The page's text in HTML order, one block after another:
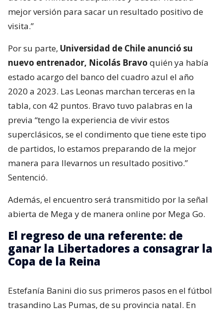
mejor versión para sacar un resultado positivo de
visita.”
Por su parte, Universidad de Chile anunció su
nuevo entrenador, Nicolás Bravo quién ya había
estado acargo del banco del cuadro azul el año
2020 a 2023. Las Leonas marchan terceras en la
tabla, con 42 puntos. Bravo tuvo palabras en la
previa “tengo la experiencia de vivir estos
superclásicos, se el condimento que tiene este tipo
de partidos, lo estamos preparando de la mejor
manera para llevarnos un resultado positivo.”
Sentenció.
Además, el encuentro será transmitido por la señal
abierta de Mega y de manera online por Mega Go.
El regreso de una referente: de
ganar la Libertadores a consagrar la
Copa de la Reina
Estefanía Banini dio sus primeros pasos en el fútbol
trasandino Las Pumas, de su provincia natal. En